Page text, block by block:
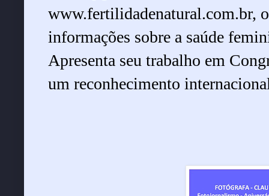
www.fertilidadenatural.com.br,
informações sobre a saúde
Apresenta seu trabalho em
um reconhecimento